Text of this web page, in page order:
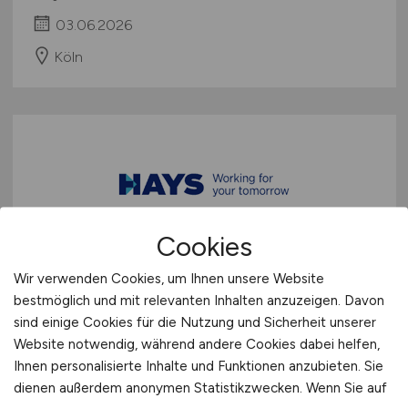
03.06.2026
Köln
Regionalleiter Westdeutschland /
Geschäftsführung –
Infrastruktur
Siedlungswasserwirtschaft
(m/w/d)
Cookies
Wir verwenden Cookies, um Ihnen unsere Website
bestmöglich und mit relevanten Inhalten anzuzeigen. Davon
sind einige Cookies für die Nutzung und Sicherheit unserer
Website notwendig, während andere Cookies dabei helfen,
Ihnen personalisierte Inhalte und Funktionen anzubieten. Sie
dienen außerdem anonymen Statistikzwecken. Wenn Sie auf